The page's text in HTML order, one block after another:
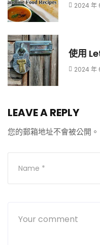
2024 年
使用
2024 年
LEAVE A REPLY
您的郵箱地址不會被公開。